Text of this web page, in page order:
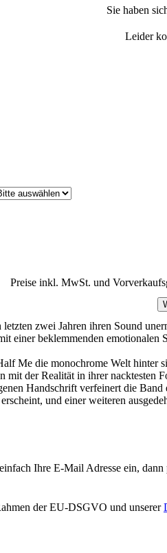
Sie haben
Leider
Preise inkl. MwSt. und
zwei Jahren ihren Sound
einer beklemmenden
Me die monochrome Welt hinter
mit der Realität in ihrer nacktesten
Handschrift verfeinert die
und einer weiteren
Ihre E-Mail Adresse ein,
der EU-DSGVO und unserer